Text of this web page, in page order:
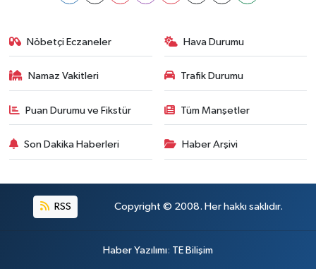
Nöbetçi Eczaneler Hava Durumu
Namaz Vakitleri Trafik Durumu
Puan Durumu ve Fikstür Tüm Manşetler
Son Dakika Haberleri Haber Arşivi
RSS Copyright © 2008. Her hakkı saklıdır.
Haber Yazılımı: TE Bilişim